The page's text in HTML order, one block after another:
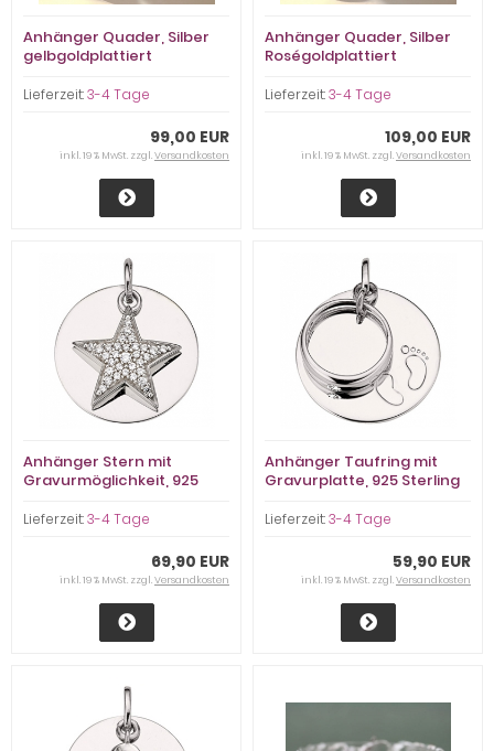
Anhänger Quader, Silber
gelbgoldplattiert
Lieferzeit:3-4 Tage
99,00 EUR
inkl. 19 % MwSt. zzgl.Versandkosten
Anhänger Quader, Silber
Roségoldplattiert
Lieferzeit:3-4 Tage
109,00 EUR
inkl. 19 % MwSt. zzgl.Versandkosten
Anhänger Stern mit
Gravurmöglichkeit, 925
Lieferzeit:3-4 Tage
69,90 EUR
inkl. 19 % MwSt. zzgl.Versandkosten
Anhänger Taufring mit
Gravurplatte, 925 Sterling
Lieferzeit:3-4 Tage
59,90 EUR
inkl. 19 % MwSt. zzgl.Versandkosten